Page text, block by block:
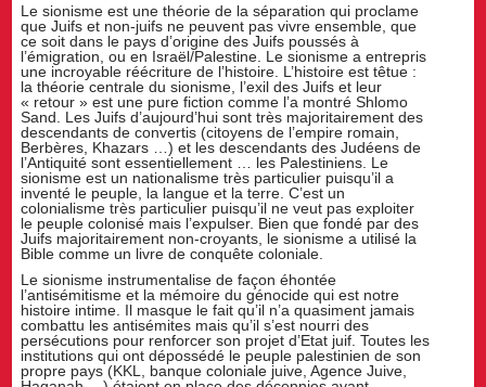
Le sionisme est une théorie de la séparation qui proclame
que Juifs et non-juifs ne peuvent pas vivre ensemble, que
ce soit dans le pays d’origine des Juifs poussés à
l’émigration, ou en Israël/Palestine. Le sionisme a entrepris
une incroyable réécriture de l’histoire. L’histoire est têtue :
la théorie centrale du sionisme, l’exil des Juifs et leur
« retour » est une pure fiction comme l’a montré Shlomo
Sand. Les Juifs d’aujourd’hui sont très majoritairement des
descendants de convertis (citoyens de l’empire romain,
Berbères, Khazars …) et les descendants des Judéens de
l’Antiquité sont essentiellement … les Palestiniens. Le
sionisme est un nationalisme très particulier puisqu’il a
inventé le peuple, la langue et la terre. C’est un
colonialisme très particulier puisqu’il ne veut pas exploiter
le peuple colonisé mais l’expulser. Bien que fondé par des
Juifs majoritairement non-croyants, le sionisme a utilisé la
Bible comme un livre de conquête coloniale.
Le sionisme instrumentalise de façon éhontée
l’antisémitisme et la mémoire du génocide qui est notre
histoire intime. Il masque le fait qu’il n’a quasiment jamais
combattu les antisémites mais qu’il s’est nourri des
persécutions pour renforcer son projet d’Etat juif. Toutes les
institutions qui ont dépossédé le peuple palestinien de son
propre pays (KKL, banque coloniale juive, Agence Juive,